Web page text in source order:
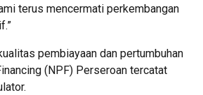
terus mencermati perkembangan
pembiayaan dan pertumbuhan
(NPF) Perseroan tercatat